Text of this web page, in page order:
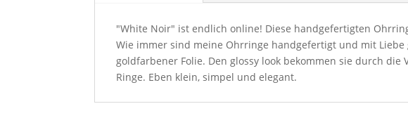
"White Noir" ist endlich online! Diese handgefertigten
Wie immer sind meine Ohrringe handgefertigt und mit
goldfarbener Folie. Den glossy look bekommen sie durch
Ringe. Eben klein, simpel und elegant.